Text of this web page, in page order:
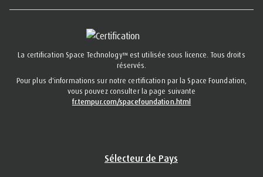
La certification Space Technology™ est utilisée sous licence. Tous droits
réservés.
Pour plus d'informations sur notre certification par la Space Foundation,
vous pouvez consulter la page suivante
fr.tempur.com/spacefoundation.html
Sélecteur de Pays